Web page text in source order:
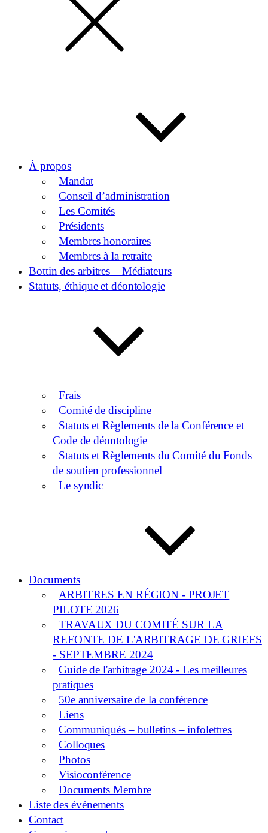
À propos
Mandat
Conseil d’administration
Les Comités
Présidents
Membres honoraires
Membres à la retraite
Bottin des arbitres – Médiateurs
Statuts, éthique et déontologie
Frais
Comité de discipline
Statuts et Règlements de la Conférence et
Code de déontologie
Statuts et Règlements du Comité du Fonds
de soutien professionnel
Le syndic
Documents
ARBITRES EN RÉGION - PROJET
PILOTE 2026
TRAVAUX DU COMITÉ SUR LA
REFONTE DE L'ARBITRAGE DE GRIEFS
- SEPTEMBRE 2024
Guide de l'arbitrage 2024 - Les meilleures
pratiques
50e anniversaire de la conférence
Liens
Communiqués – bulletins – infolettres
Colloques
Photos
Visioconférence
Documents Membre
Liste des événements
Contact